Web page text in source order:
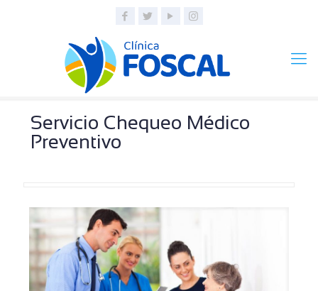
Servicio Chequeo Médico
Preventivo